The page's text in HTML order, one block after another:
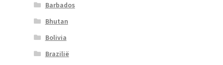
Barbados
Bhutan
Bolivia
Brazilië